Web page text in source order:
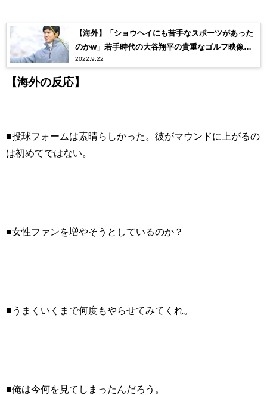
【海外】「ショウヘイにも苦手なスポーツがあった
のかw」若手時代の大谷翔平の貴重なゴルフ映像に
ファン歓喜！
2022.9.22
【海外の反応】
■投球フォームは素晴らしかった。彼がマウンドに上がるの
は初めてではない。
■女性ファンを増やそうとしているのか？
■うまくいくまで何度もやらせてみてくれ。
■俺は今何を見てしまったんだろう。